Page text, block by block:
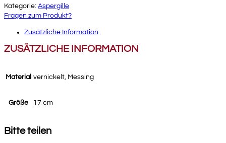
Kategorie: Aspergille
Fragen zum Produkt?
Zusätzliche Information
ZUSÄTZLICHE INFORMATION
Material vernickelt, Messing
Größe 17 cm
Bitte teilen